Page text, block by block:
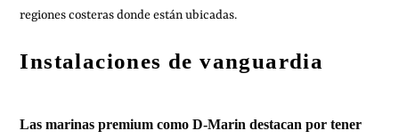
regiones costeras donde están ubicadas.
Instalaciones de vanguardia
Las marinas premium como D-Marin destacan por tener